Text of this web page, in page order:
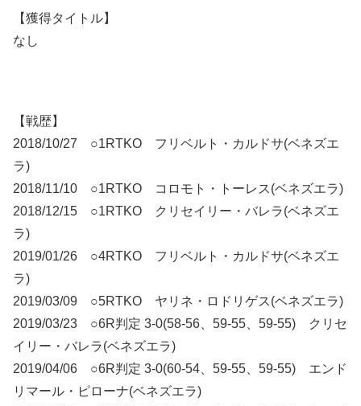
【獲得タイトル】
なし
【戦歴】
2018/10/27 ○1RTKO フリベルト・カルドサ(ベネズエ
ラ)
2018/11/10 ○1RTKO コロモト・トーレス(ベネズエラ)
2018/12/15 ○1RTKO クリセイリー・バレラ(ベネズエ
ラ)
2019/01/26 ○4RTKO フリベルト・カルドサ(ベネズエ
ラ)
2019/03/09 ○5RTKO ヤリネ・ロドリゲス(ベネズエラ)
2019/03/23 ○6R判定 3-0(58-56、59-55、59-55) クリセ
イリー・バレラ(ベネズエラ)
2019/04/06 ○6R判定 3-0(60-54、59-55、59-55) エンド
リマール・ピローナ(ベネズエラ)